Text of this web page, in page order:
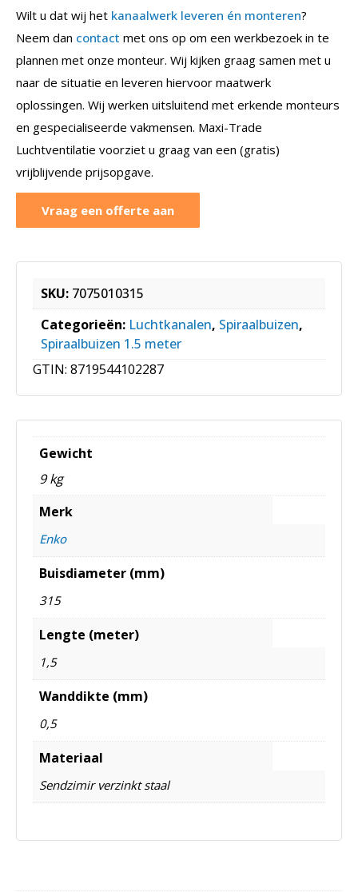
Wilt u dat wij het kanaalwerk leveren én monteren?
Neem dan contact met ons op om een werkbezoek in te
plannen met onze monteur. Wij kijken graag samen met u
naar de situatie en leveren hiervoor maatwerk
oplossingen. Wij werken uitsluitend met erkende monteurs
en gespecialiseerde vakmensen. Maxi-Trade
Luchtventilatie voorziet u graag van een (gratis)
vrijblijvende prijsopgave.
Vraag een offerte aan
SKU: 7075010315
Categorieën: Luchtkanalen, Spiraalbuizen,
Spiraalbuizen 1.5 meter
GTIN: 8719544102287
Gewicht
9 kg
Merk
Enko
Buisdiameter (mm)
315
Lengte (meter)
1,5
Wanddikte (mm)
0,5
Materiaal
Sendzimir verzinkt staal